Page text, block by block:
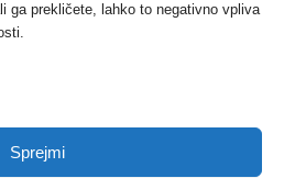
ga prekličete, lahko to negativno vpliva
Sprejmi
Celovcu v korist elektrarnam
cvetličarskega mojstra Andreja